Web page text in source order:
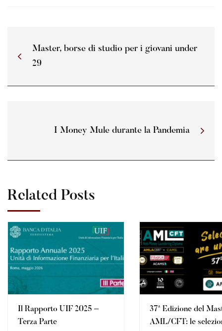
Master, borse di studio per i giovani under
29
I Money Mule durante la Pandemia
Related Posts
Il Rapporto UIF 2025 –
Terza Parte
37ª Edizione del
AML/CFT: le